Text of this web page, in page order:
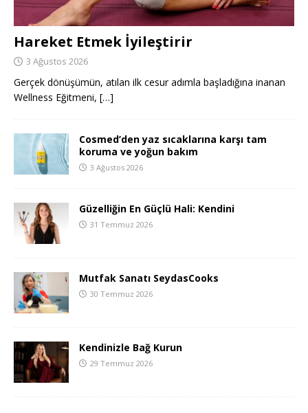
Hareket Etmek İyileştirir
3 Ağustos 2026
Gerçek dönüşümün, atılan ilk cesur adımla başladığına inanan
Wellness Eğitmeni, […]
Cosmed’den yaz sıcaklarına karşı tam
koruma ve yoğun bakım
3 Ağustos 2026
Güzelliğin En Güçlü Hali: Kendini
31 Temmuz 2026
Mutfak Sanatı SeydasCooks
30 Temmuz 2026
Kendinizle Bağ Kurun
29 Temmuz 2026